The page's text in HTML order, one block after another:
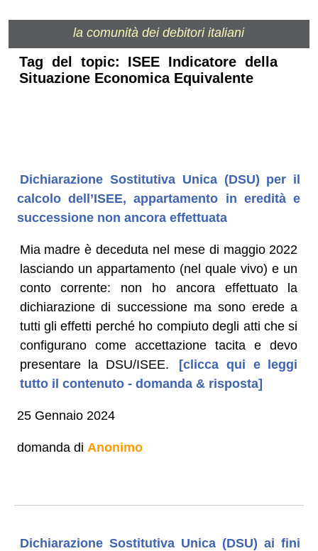
la comunità dei debitori italiani
Tag del topic: ISEE Indicatore della
Situazione Economica Equivalente
Dichiarazione Sostitutiva Unica (DSU) per il
calcolo dell’ISEE, appartamento in eredità e
successione non ancora effettuata
Mia madre è deceduta nel mese di maggio 2022
lasciando un appartamento (nel quale vivo) e un
conto corrente: non ho ancora effettuato la
dichiarazione di successione ma sono erede a
tutti gli effetti perché ho compiuto degli atti che si
configurano come accettazione tacita e devo
presentare la DSU/ISEE.
[clicca qui e leggi
tutto il contenuto - domanda & risposta]
25 Gennaio 2024
domanda di Anonimo
Dichiarazione Sostitutiva Unica (DSU) ai fini